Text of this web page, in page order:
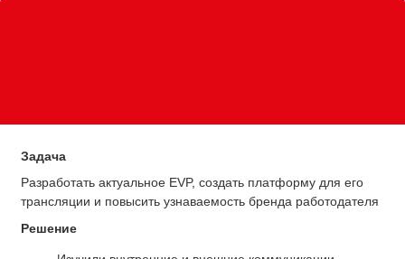
Задача
Разработать актуальное EVP, создать платформу для его
трансляции и повысить узнаваемость бренда работодателя
Решение